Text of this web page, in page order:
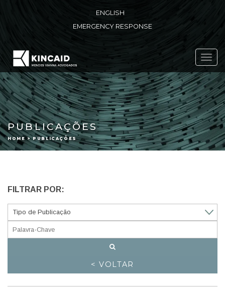
ENGLISH
EMERGENCY RESPONSE
PUBLICAÇÕES
HOME > PUBLICAÇÕES
FILTRAR POR:
< VOLTAR